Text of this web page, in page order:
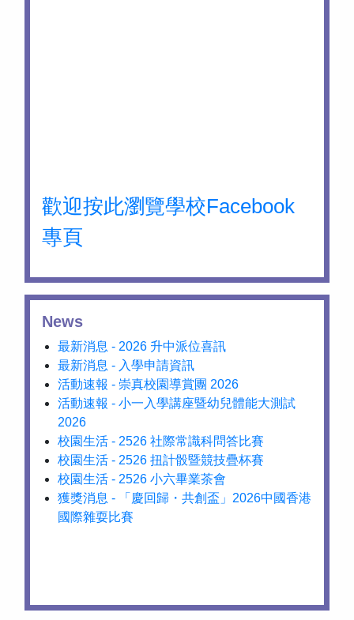
歡迎按此瀏覽學校Facebook
專頁
News
最新消息 - 2026 升中派位喜訊
最新消息 - 入學申請資訊
活動速報 - 崇真校園導賞團 2026
活動速報 - 小一入學講座暨幼兒體能大測試
2026
校園生活 - 2526 社際常識科問答比賽
校園生活 - 2526 扭計骰暨競技疊杯賽
校園生活 - 2526 小六畢業茶會
獲獎消息 - 「慶回歸・共創盃」2026中國香港
國際雜耍比賽